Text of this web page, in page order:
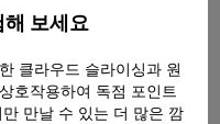
해 보세요
클라우드 슬라이싱과 원
호작용하여 독점 포인트
만날 수 있는 더 많은 깜